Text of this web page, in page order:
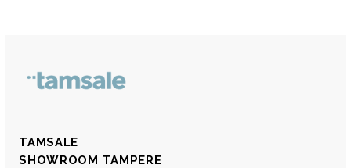
TAMSALE
SHOWROOM TAMPERE